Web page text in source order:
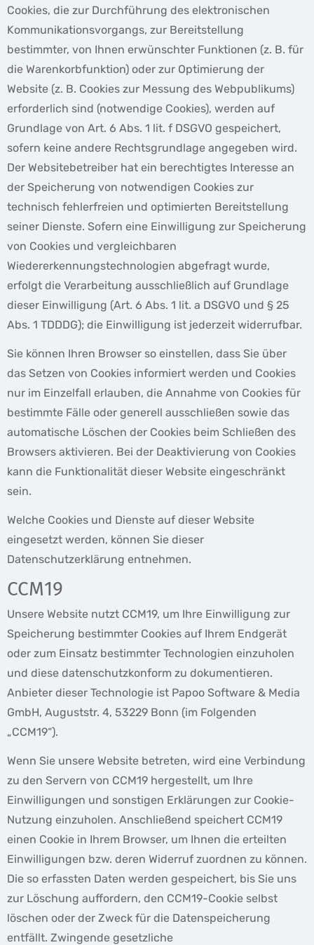
Cookies, die zur Durchführung des elektronischen
Kommunikationsvorgangs, zur Bereitstellung
bestimmter, von Ihnen erwünschter Funktionen (z. B. für
die Warenkorbfunktion) oder zur Optimierung der
Website (z. B. Cookies zur Messung des Webpublikums)
erforderlich sind (notwendige Cookies), werden auf
Grundlage von Art. 6 Abs. 1 lit. f DSGVO gespeichert,
sofern keine andere Rechtsgrundlage angegeben wird.
Der Websitebetreiber hat ein berechtigtes Interesse an
der Speicherung von notwendigen Cookies zur
technisch fehlerfreien und optimierten Bereitstellung
seiner Dienste. Sofern eine Einwilligung zur Speicherung
von Cookies und vergleichbaren
Wiedererkennungstechnologien abgefragt wurde,
erfolgt die Verarbeitung ausschließlich auf Grundlage
dieser Einwilligung (Art. 6 Abs. 1 lit. a DSGVO und § 25
Abs. 1 TDDDG); die Einwilligung ist jederzeit widerrufbar.
Sie können Ihren Browser so einstellen, dass Sie über
das Setzen von Cookies informiert werden und Cookies
nur im Einzelfall erlauben, die Annahme von Cookies für
bestimmte Fälle oder generell ausschließen sowie das
automatische Löschen der Cookies beim Schließen des
Browsers aktivieren. Bei der Deaktivierung von Cookies
kann die Funktionalität dieser Website eingeschränkt
sein.
Welche Cookies und Dienste auf dieser Website
eingesetzt werden, können Sie dieser
Datenschutzerklärung entnehmen.
CCM19
Unsere Website nutzt CCM19, um Ihre Einwilligung zur
Speicherung bestimmter Cookies auf Ihrem Endgerät
oder zum Einsatz bestimmter Technologien einzuholen
und diese datenschutzkonform zu dokumentieren.
Anbieter dieser Technologie ist Papoo Software & Media
GmbH, Auguststr. 4, 53229 Bonn (im Folgenden
„CCM19“).
Wenn Sie unsere Website betreten, wird eine Verbindung
zu den Servern von CCM19 hergestellt, um Ihre
Einwilligungen und sonstigen Erklärungen zur Cookie-
Nutzung einzuholen. Anschließend speichert CCM19
einen Cookie in Ihrem Browser, um Ihnen die erteilten
Einwilligungen bzw. deren Widerruf zuordnen zu können.
Die so erfassten Daten werden gespeichert, bis Sie uns
zur Löschung auffordern, den CCM19-Cookie selbst
löschen oder der Zweck für die Datenspeicherung
entfällt. Zwingende gesetzliche